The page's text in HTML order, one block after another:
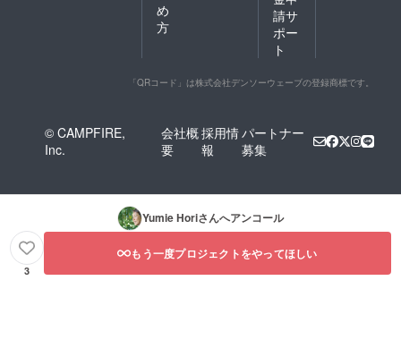
め
方
請サ
ポー
ト
「QRコード」は株式会社デンソーウェーブの登録商標です。
© CAMPFIRE,
Inc.
会社概
要
採用情
報
パートナー
募集
Yumie Horiさんへアンコール
3
もう一度プロジェクトをやってほしい